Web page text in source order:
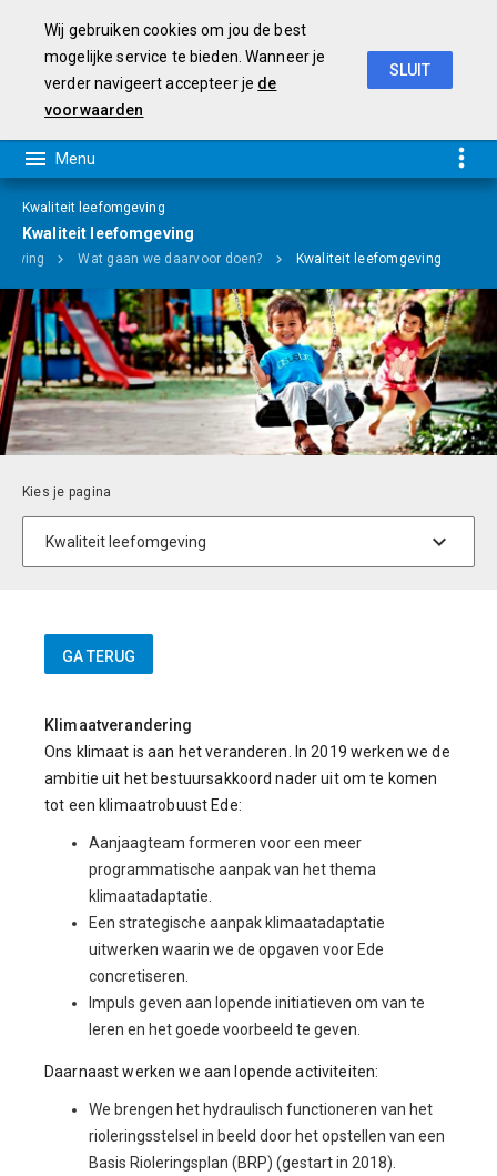
Kwaliteit leefomgeving
Kwaliteit leefomgeving
Wat gaan we daarvoor doen? Kwaliteit leefomgeving
Klimaatverandering
Ons klimaat is aan het veranderen. In 2019 werken we de
ambitie uit het bestuursakkoord nader uit om te komen
tot een klimaatrobuust Ede:
Aanjaagteam formeren voor een meer
programmatische aanpak van het thema
klimaatadaptatie.
Een strategische aanpak klimaatadaptatie
uitwerken waarin we de opgaven voor Ede
concretiseren.
Impuls geven aan lopende initiatieven om van te
leren en het goede voorbeeld te geven.
Daarnaast werken we aan lopende activiteiten:
We brengen het hydraulisch functioneren van het
rioleringsstelsel in beeld door het opstellen van een
Basis Rioleringsplan (BRP) (gestart in 2018).
Wij gebruiken cookies om jou de best
mogelijke service te bieden. Wanneer je
verder navigeert accepteer je de
voorwaarden
SLUIT